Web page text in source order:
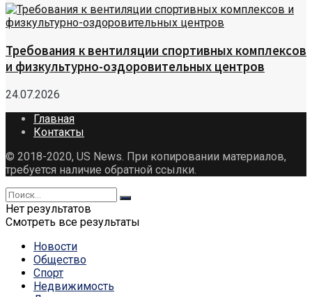
Требования к вентиляции спортивных комплексов
и физкультурно-оздоровительных центров
24.07.2026
Главная
Контакты
© 2018-2020, US News. При копировании материалов,
требуется наличие обратной ссылки.
Нет результатов
Смотреть все результаты
Новости
Общество
Спорт
Недвижимость